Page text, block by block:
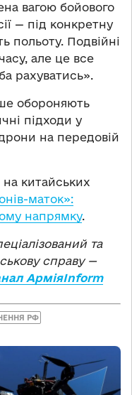
вагою бойового
— під конкретну
польоту. Подвійні
але це все
рахуватись».
обороняють
підходи у
на передовій
китайських
маток»:
напрямку.
та
справу —
АрміяInform
РФ